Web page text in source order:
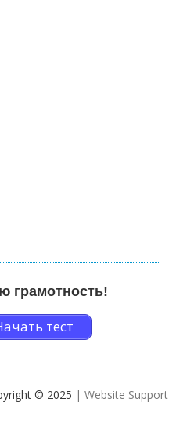
грамотность!
тест
© 2025 | Website Support